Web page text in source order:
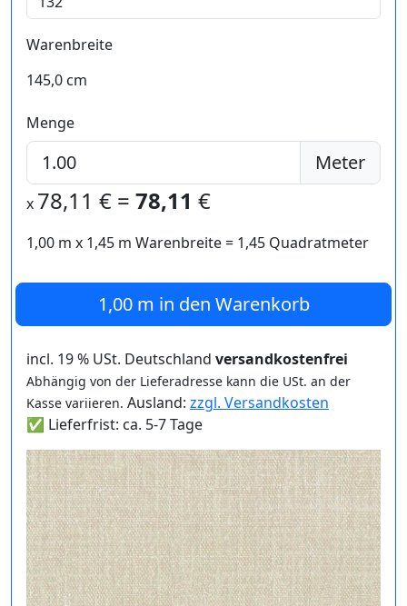
Warenbreite
145,0 cm
Menge
Meter
x 78,11 € = 78,11 €
1,00 m x 1,45 m Warenbreite = 1,45 Quadratmeter
1,00 m in den Warenkorb
incl. 19 % USt. Deutschland versandkostenfrei
Abhängig von der Lieferadresse kann die USt. an der
Kasse variieren. Ausland: zzgl. Versandkosten
✅ Lieferfrist: ca. 5-7 Tage